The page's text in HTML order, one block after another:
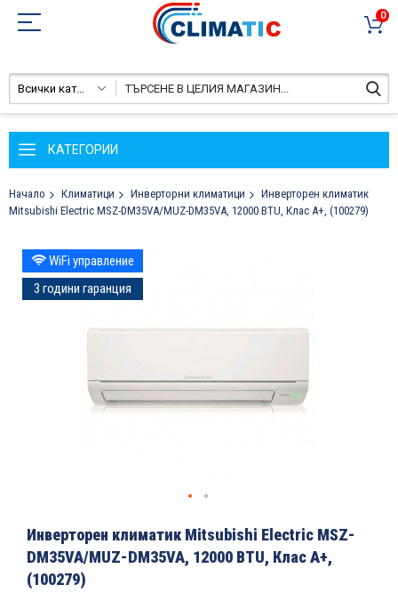
0
Всички категории
КАТЕГОРИИ
Начало Климатици Инверторни климатици
Инверторен климатик
Mitsubishi Electric MSZ-DM35VA/MUZ-DM35VA, 12000 BTU, Клас A+, (100279)
Преминете
към
края
на
WiFi управление
3 години гаранция
към
началото
на
галерия
със
Инверторен климатик Mitsubishi Electric MSZ-
DM35VA/MUZ-DM35VA, 12000 BTU, Клас A+,
(100279)